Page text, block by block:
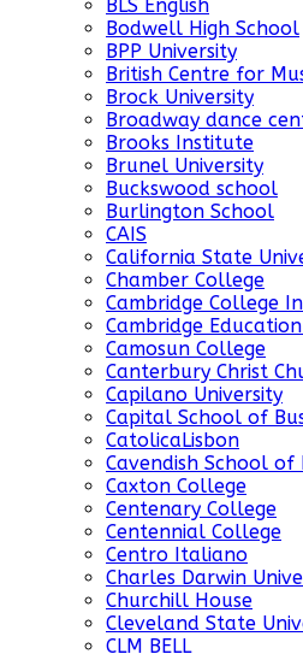
BLS English
Bodwell High School
BPP University
British Centre for
Brock University
Broadway dance
Brooks Institute
Brunel University
Buckswood school
Burlington School
CAIS
California State
Chamber College
Cambridge College
Cambridge
Camosun College
Canterbury Christ
Capilano University
Capital School of
CatolicaLisbon
Cavendish School of
Caxton College
Centenary College
Centennial College
Centro Italiano
Charles Darwin
Churchill House
Cleveland State
CLM BELL